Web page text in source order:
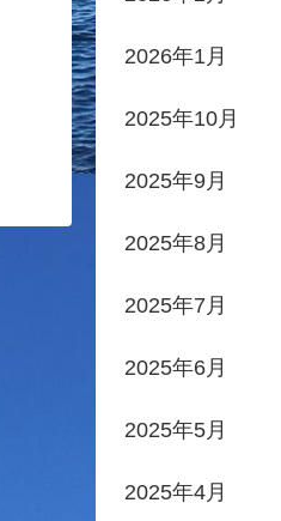
2026年1月
2025年10月
2025年9月
2025年8月
2025年7月
2025年6月
2025年5月
2025年4月